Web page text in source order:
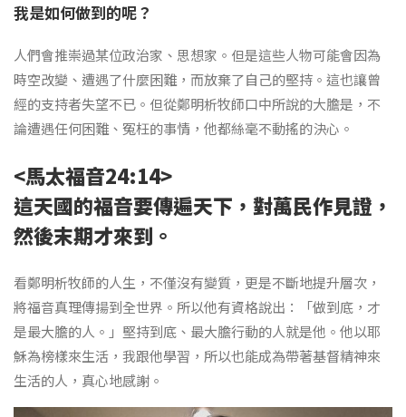
我是如何做到的呢？
人們會推崇過某位政治家、思想家。但是這些人物可能會因為
時空改變、遭遇了什麼困難，而放棄了自己的堅持。這也讓曾
經的支持者失望不已。但從鄭明析牧師口中所說的大膽是，不
論遭遇任何困難、冤枉的事情，他都絲毫不動搖的決心。
<馬太福音24:14>
這天國的福音要傳遍天下，對萬民作見證，
然後末期才來到。
看鄭明析牧師的人生，不僅沒有變質，更是不斷地提升層次，
將福音真理傳揚到全世界。所以他有資格說出：「做到底，才
是最大膽的人。」堅持到底、最大膽行動的人就是他。他以耶
穌為榜樣來生活，我跟他學習，所以也能成為帶著基督精神來
生活的人，真心地感謝。